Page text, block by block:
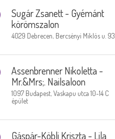
Sugár Zsanett - Gyémánt
körömszalon
4029 Debrecen, Bercsényi Miklós u. 93.
Assenbrenner Nikoletta -
Mr.&Mrs;. Nailsaloon
1097 Budapest, Vaskapu utca 10-14 C
épület
Gáspár-Köbli Kriszta - Lila